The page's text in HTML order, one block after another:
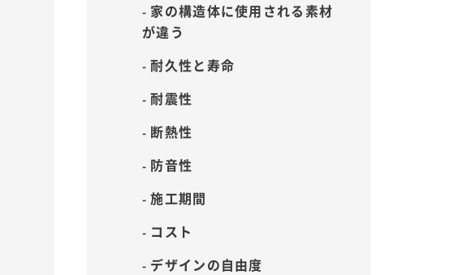
家の構造体に使用される素材
が違う
耐久性と寿命
耐震性
断熱性
防音性
施工期間
コスト
デザインの自由度